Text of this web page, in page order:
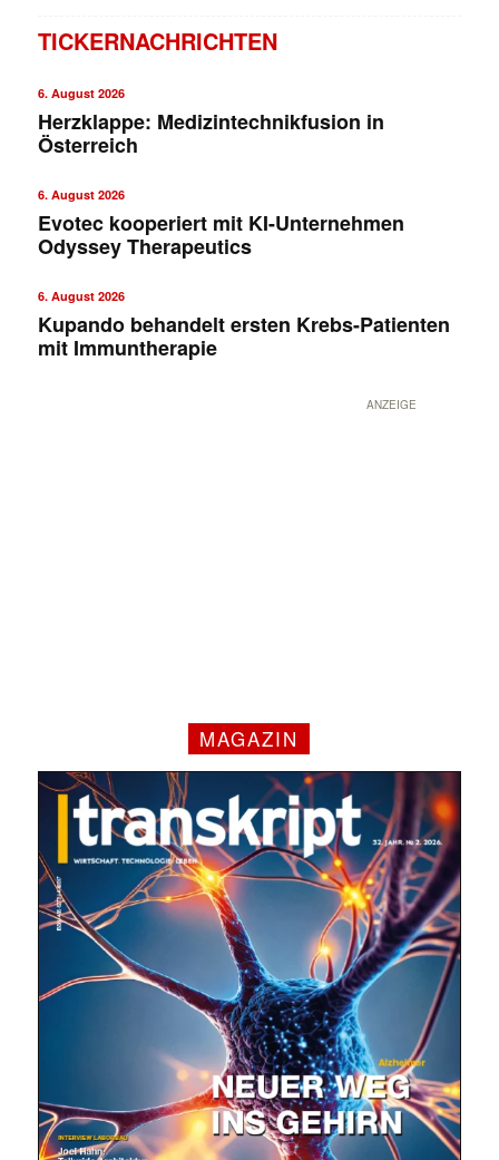
TICKERNACHRICHTEN
6. August 2026
Herzklappe: Medizintechnikfusion in
Österreich
6. August 2026
Evotec kooperiert mit KI-Unternehmen
Odyssey Therapeutics
6. August 2026
Kupando behandelt ersten Krebs-Patienten
mit Immuntherapie
ANZEIGE
MAGAZIN